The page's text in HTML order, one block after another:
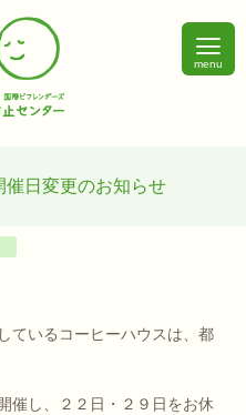
menu
日変更のお知らせ
ているコーヒーハウスは、都
催し、２２日・２９日をお休